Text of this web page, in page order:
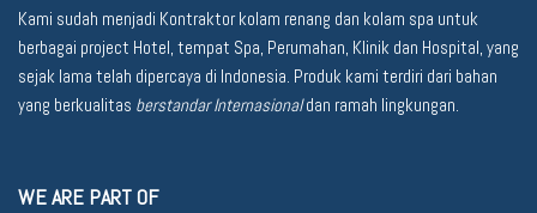
Kami sudah menjadi Kontraktor kolam renang dan kolam spa untuk
berbagai project Hotel, tempat Spa, Perumahan, Klinik dan Hospital, yang
sejak lama telah dipercaya di Indonesia. Produk kami terdiri dari bahan
yang berkualitas berstandar Internasionaldan ramah lingkungan.
WE ARE PART OF